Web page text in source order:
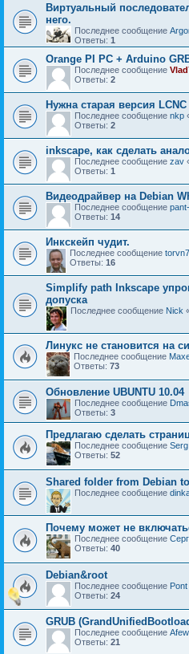
Виртуальный
него.
Последнее сообщение
Ответы: 1
Orange PI PC + Arduino
Последнее сообщение
Ответы: 2
Нужна старая версия LCNC
Последнее сообщение nkp
Ответы: 2
inkscape, как сделать
Последнее сообщение zav
Ответы: 1
Видеодрайвер на Debian
Последнее сообщение
Ответы: 14
Инкскейп чудит.
Последнее сообщение
Ответы: 16
Simplify path Inkscape
допуска
Последнее сообщение Nick
Линукс не становится на
Последнее сообщение
Ответы: 73
Обновление UBUNTU 10.04
Последнее сообщение
Ответы: 3
Предлагаю сделать
Последнее сообщение Serg
Ответы: 52
Shared folder from Debian
Последнее сообщение
Почему может не
Последнее сообщение
Ответы: 40
Debian&root
Последнее сообщение Pont
Ответы: 24
GRUB
Последнее сообщение
Ответы: 21